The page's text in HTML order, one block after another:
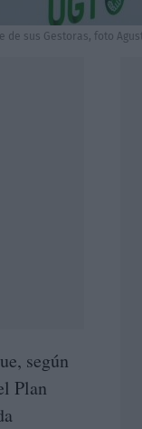
de sus Gestoras, foto
según
Plan